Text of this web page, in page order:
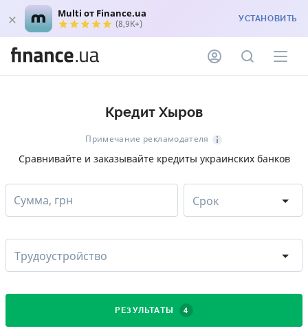
Multi от Finance.ua
(8,9K+) УСТАНОВИТЬ
Кредит Хыров
Примечание рекламодателя
Сравнивайте и заказывайте кредиты украинских банков
Сумма, грн Срок
Трудоустройство
РЕЗУЛЬТАТЫ 4